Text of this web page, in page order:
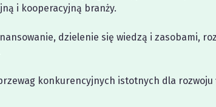
i kooperacyjną branży.
dzielenie się wiedzą i zasobami,
konkurencyjnych istotnych dla rozwoju